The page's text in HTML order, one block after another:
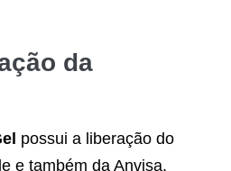
da
possui a liberação do
e também da Anvisa,